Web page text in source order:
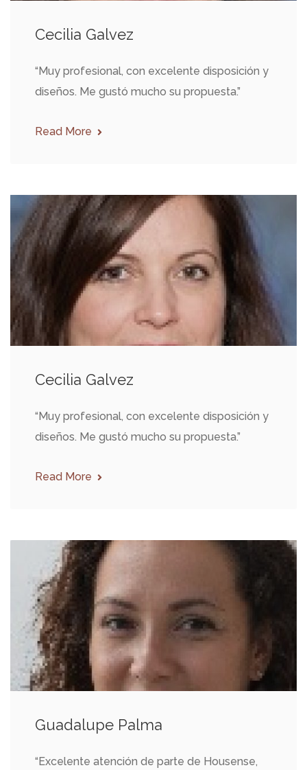
Cecilia Galvez
“Muy profesional, con excelente disposición y
diseños. Me gustó mucho su propuesta.”
Read More
Cecilia Galvez
“Muy profesional, con excelente disposición y
diseños. Me gustó mucho su propuesta.”
Read More
Guadalupe Palma
“Excelente atención de parte de Housense,